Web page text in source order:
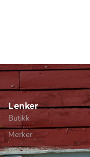
Lenker
Butikk
Merker
Min side